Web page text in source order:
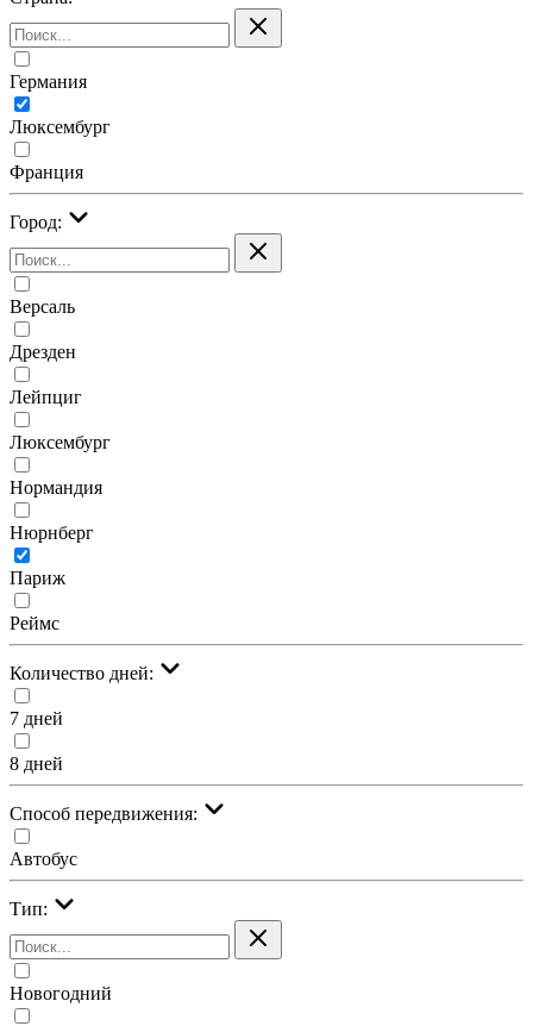
Германия
Люксембург
Франция
Город:
Версаль
Дрезден
Лейпциг
Люксембург
Нормандия
Нюрнберг
Париж
Реймс
Количество дней:
7 дней
8 дней
Cпособ передвижения:
Автобус
Тип:
Новогодний